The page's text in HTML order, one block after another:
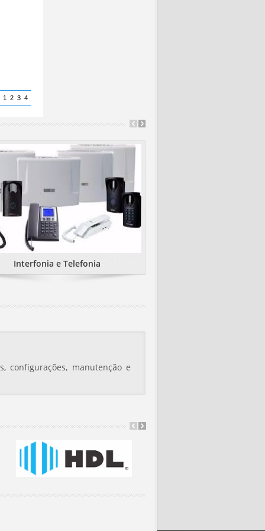
1 2 3 4
Interfonia e Telefonia
configurações, manutenção e